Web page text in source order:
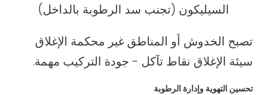
السيليكون (تجنب سد الرطوبة بالداخل)
تصبح الخدوش أو المناطق غير محكمة الإغلاق
سيئة الإغلاق نقاط تآكل - جودة التركيب مهمة.
تحسين التهوية وإدارة الرطوبة